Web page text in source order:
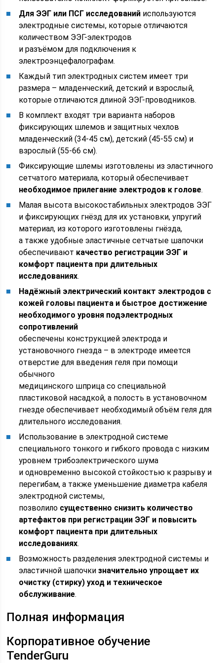
Для ЭЭГ или ПСГ исследований используются
электродные системы, которые отличаются
количеством ЭЭГ-электродов
и разъёмом для подключения к
электроэнцефалографам.
Каждый тип электродных систем имеет три
размера – младенческий, детский и взрослый,
которые отличаются длиной ЭЭГ-проводников.
В комплект входят три варианта наборов
фиксирующих шлемов и защитных чехлов
младенческий (34-45 см), детский (45-55 см) и
взрослый (55-66 см).
Фиксирующие шлемы изготовлены из эластичного
сетчатого материала, который обеспечивает
необходимое прилегание электродов к голове.
Малая высота высокостабильных электродов ЭЭГ
и фиксирующих гнёзд для их установки, упругий
материал, из которого изготовлены гнёзда,
а также удобные эластичные сетчатые шапочки
обеспечивают качество регистрации ЭЭГ и
комфорт пациента при длительных
исследованиях.
Надёжный электрический контакт электродов с
кожей головы пациента и быстрое достижение
необходимого уровня подэлектродных
сопротивлений
обеспечены конструкцией электрода и
установочного гнезда – в электроде имеется
отверстие для введения геля при помощи
обычного
медицинского шприца со специальной
пластиковой насадкой, а полость в установочном
гнезде обеспечивает необходимый объём геля для
длительного исследования.
Использование в электродной системе
специального тонкого и гибкого провода с низким
уровнем трибоэлектрического шума
и одновременно высокой стойкостью к разрыву и
перегибам, а также уменьшение диаметра кабеля
электродной системы,
позволило существенно снизить количество
артефактов при регистрации ЭЭГ и повысить
комфорт пациента при длительных
исследованиях.
Возможность разделения электродной системы и
эластичной шапочкизначительно упрощает их
очистку (стирку) уход и техническое
обслуживание.
Полная информация
Корпоративное обучение
TenderGuru